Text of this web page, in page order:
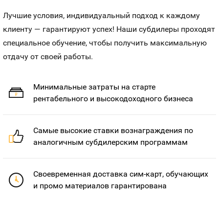
Лучшие условия, индивидуальный подход к каждому
клиенту — гарантируют успех! Наши субдилеры проходят
специальное обучение, чтобы получить максимальную
отдачу от своей работы.
Минимальные затраты на старте
рентабельного и высокодоходного бизнеса
Самые высокие ставки вознаграждения по
аналогичным субдилерским программам
Своевременная доставка сим-карт, обучающих
и промо материалов гарантирована